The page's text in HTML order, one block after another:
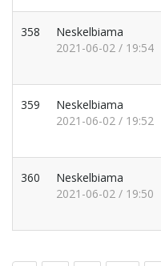
358
Neskelbiama
2021-06-02 / 19:54
359
Neskelbiama
2021-06-02 / 19:52
360
Neskelbiama
2021-06-02 / 19:50